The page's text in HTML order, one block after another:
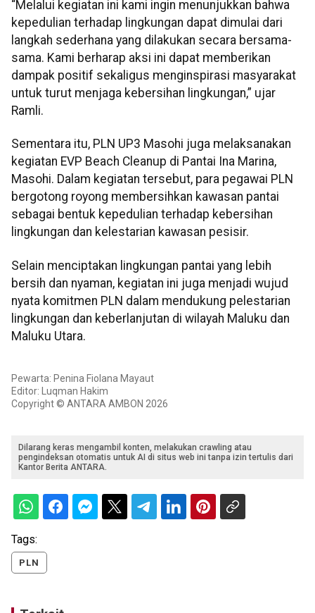
“Melalui kegiatan ini kami ingin menunjukkan bahwa
kepedulian terhadap lingkungan dapat dimulai dari
langkah sederhana yang dilakukan secara bersama-
sama. Kami berharap aksi ini dapat memberikan
dampak positif sekaligus menginspirasi masyarakat
untuk turut menjaga kebersihan lingkungan,” ujar
Ramli.
Sementara itu, PLN UP3 Masohi juga melaksanakan
kegiatan EVP Beach Cleanup di Pantai Ina Marina,
Masohi. Dalam kegiatan tersebut, para pegawai PLN
bergotong royong membersihkan kawasan pantai
sebagai bentuk kepedulian terhadap kebersihan
lingkungan dan kelestarian kawasan pesisir.
Selain menciptakan lingkungan pantai yang lebih
bersih dan nyaman, kegiatan ini juga menjadi wujud
nyata komitmen PLN dalam mendukung pelestarian
lingkungan dan keberlanjutan di wilayah Maluku dan
Maluku Utara.
Pewarta: Penina Fiolana Mayaut
Editor: Luqman Hakim
Copyright © ANTARA AMBON 2026
Dilarang keras mengambil konten, melakukan crawling atau
pengindeksan otomatis untuk AI di situs web ini tanpa izin tertulis dari
Kantor Berita ANTARA.
Tags:
PLN